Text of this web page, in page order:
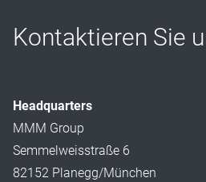
Kontaktieren Sie
Headquarters
MMM Group
Semmelweisstraße 6
82152 Planegg/München